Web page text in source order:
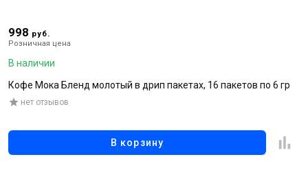
998 руб.
Розничная цена
В наличии
Кофе Мока Бленд молотый в дрип пакетах, 16 пакетов по 6 гр
нет отзывов
В корзину